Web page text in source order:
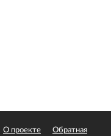
О проекте
Обратная